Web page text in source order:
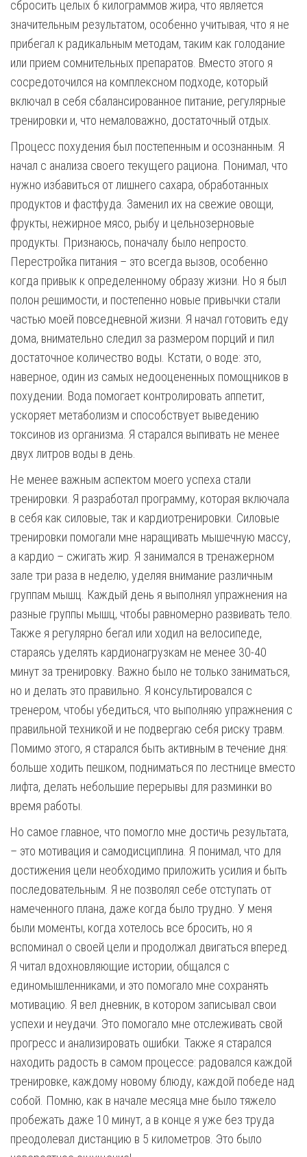
сбросить целых 6 килограммов жира, что является
значительным результатом, особенно учитывая, что я не
прибегал к радикальным методам, таким как голодание
или прием сомнительных препаратов. Вместо этого я
сосредоточился на комплексном подходе, который
включал в себя сбалансированное питание, регулярные
тренировки и, что немаловажно, достаточный отдых.
Процесс похудения был постепенным и осознанным. Я
начал с анализа своего текущего рациона. Понимал, что
нужно избавиться от лишнего сахара, обработанных
продуктов и фастфуда. Заменил их на свежие овощи,
фрукты, нежирное мясо, рыбу и цельнозерновые
продукты. Признаюсь, поначалу было непросто.
Перестройка питания – это всегда вызов, особенно
когда привык к определенному образу жизни. Но я был
полон решимости, и постепенно новые привычки стали
частью моей повседневной жизни. Я начал готовить еду
дома, внимательно следил за размером порций и пил
достаточное количество воды. Кстати, о воде: это,
наверное, один из самых недооцененных помощников в
похудении. Вода помогает контролировать аппетит,
ускоряет метаболизм и способствует выведению
токсинов из организма. Я старался выпивать не менее
двух литров воды в день.
Не менее важным аспектом моего успеха стали
тренировки. Я разработал программу, которая включала
в себя как силовые, так и кардиотренировки. Силовые
тренировки помогали мне наращивать мышечную массу,
а кардио – сжигать жир. Я занимался в тренажерном
зале три раза в неделю, уделяя внимание различным
группам мышц. Каждый день я выполнял упражнения на
разные группы мышц, чтобы равномерно развивать тело.
Также я регулярно бегал или ходил на велосипеде,
стараясь уделять кардионагрузкам не менее 30-40
минут за тренировку. Важно было не только заниматься,
но и делать это правильно. Я консультировался с
тренером, чтобы убедиться, что выполняю упражнения с
правильной техникой и не подвергаю себя риску травм.
Помимо этого, я старался быть активным в течение дня:
больше ходить пешком, подниматься по лестнице вместо
лифта, делать небольшие перерывы для разминки во
время работы.
Но самое главное, что помогло мне достичь результата,
– это мотивация и самодисциплина. Я понимал, что для
достижения цели необходимо приложить усилия и быть
последовательным. Я не позволял себе отступать от
намеченного плана, даже когда было трудно. У меня
были моменты, когда хотелось все бросить, но я
вспоминал о своей цели и продолжал двигаться вперед.
Я читал вдохновляющие истории, общался с
единомышленниками, и это помогало мне сохранять
мотивацию. Я вел дневник, в котором записывал свои
успехи и неудачи. Это помогало мне отслеживать свой
прогресс и анализировать ошибки. Также я старался
находить радость в самом процессе: радовался каждой
тренировке, каждому новому блюду, каждой победе над
собой. Помню, как в начале месяца мне было тяжело
пробежать даже 10 минут, а в конце я уже без труда
преодолевал дистанцию в 5 километров. Это было